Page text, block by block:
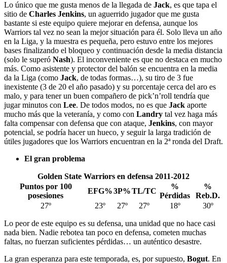
Lo único que me gusta menos de la llegada de Jack, es que tapa el
sitio de Charles Jenkins, un aguerrido jugador que me gusta
bastante si este equipo quiere mejorar en defensa, aunque los
Warriors tal vez no sean la mejor situación para él. Solo lleva un año
en la Liga, y la muestra es pequeña, pero estuvo entre los mejores
bases finalizando el bloqueo y continuación desde la media distancia
(solo le superó Nash). El inconveniente es que no destaca en mucho
más. Como asistente y protector del balón se encuentra en la media
da la Liga (como Jack, de todas formas…), su tiro de 3 fue
inexistente (3 de 20 el año pasado) y su porcentaje cerca del aro es
malo, y para tener un buen compañero de pick’n’roll tendría que
jugar minutos con Lee. De todos modos, no es que Jack aporte
mucho más que la veteranía, y como con Landry tal vez haga más
falta compensar con defensa que con ataque, Jenkins, con mayor
potencial, se podría hacer un hueco, y seguir la larga tradición de
útiles jugadores que los Warriors encuentran en la 2ª ronda del Draft.
El gran problema
Golden State Warriors en defensa 2011-2012
Puntos por 100
posesiones
EFG%3P%TL/TC
%
Pérdidas
%
Reb.D.
27º
23º 27º 27º 18º 30º
Lo peor de este equipo es su defensa, una unidad que no hace casi
nada bien. Nadie rebotea tan poco en defensa, cometen muchas
faltas, no fuerzan suficientes pérdidas… un auténtico desastre.
La gran esperanza para este temporada, es, por supuesto, Bogut. En